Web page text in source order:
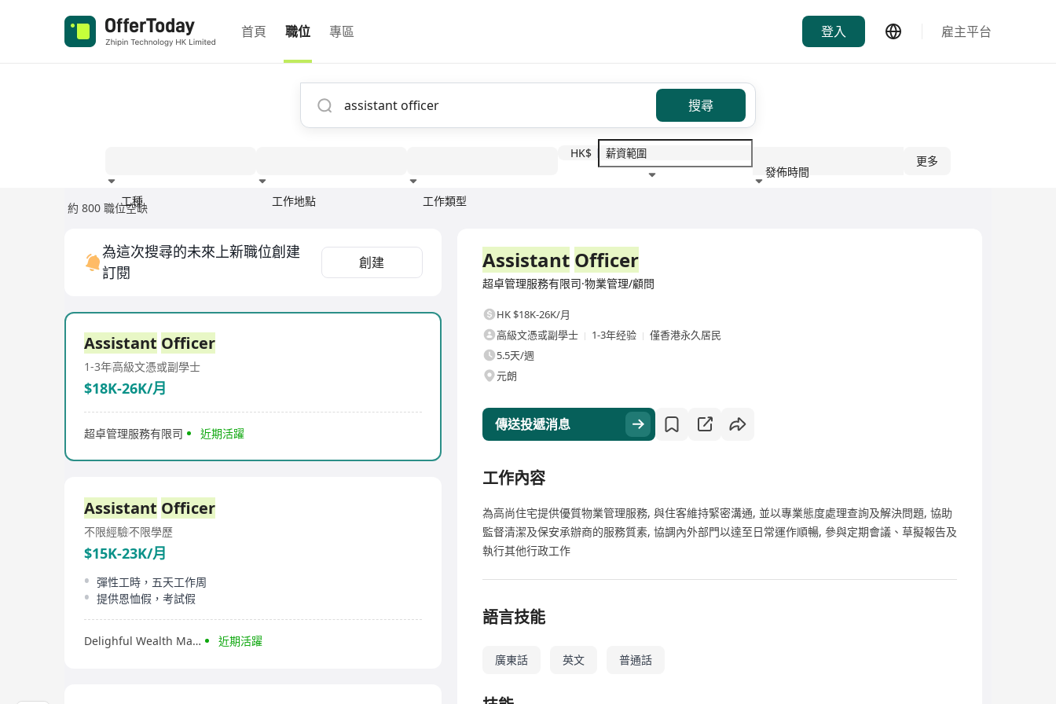
首頁 職位 專區 登入 雇主平台
搜尋
工種 工作地點 工作類型
HK$
發佈時間
更多
約 800 職位空缺
為這次搜尋的未來上新職位創建
訂閱
創建
Assistant Officer
1-3年高級文憑或副學士
$18K-26K/月
超卓管理服務有限司 近期活躍
Assistant Officer
不限經驗不限學歷
$15K-23K/月
彈性工時，五天工作周
提供恩恤假，考試假
Delighful Wealth Management Limited 近期活躍
Assistant Officer
超卓管理服務有限司·物業管理/顧問
HK $18K-26K/月
高級文憑或副學士
1-3年经验
僅香港永久居民
5.5天/週
元朗
傳送投遞消息
工作內容
為高尚住宅提供優質物業管理服務, 與住客維持緊密溝通, 並以專業態度處理查詢及解決問題, 協助
監督清潔及保安承辦商的服務質素, 協調內外部門以達至日常運作順暢, 參與定期會議、草擬報告及
執行其他行政工作
語言技能
廣東話 英文 普通話